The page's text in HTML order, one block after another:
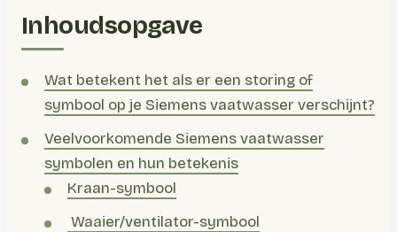
Inhoudsopgave
Wat betekent het als er een storing of
symbool op je Siemens vaatwasser verschijnt?
Veelvoorkomende Siemens vaatwasser
symbolen en hun betekenis
Kraan-symbool
️ Waaier/ventilator-symbool